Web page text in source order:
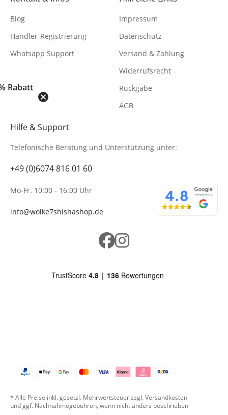
Rabatt
Hilfe & Support
Telefonische Beratung und Unterstützung unter:
+49 (0)6074 816 01 60
Mo-Fr. 10:00 - 16:00 Uhr
info@wolke7shishashop.de
Blog
Händler-Registrierung
Whatsapp Support
Impressum
Datenschutz
Versand & Zahlung
Widerrufsrecht
Rückgabe
AGB
* Alle Preise inkl. gesetzl. Mehrwertsteuer zzgl. Versandkosten
und ggf. Nachnahmegebühren, wenn nicht anders beschrieben